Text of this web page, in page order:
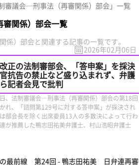
審議会―刑事法（再審関係）部会」一覧
関係）部会一覧
）部会と関連する記事の一覧です。
2026年02月06日
正の法制審部会、「答申案」を採決
抗告の禁止など盛り込まれず、弁護
記者会見で批判
、法制審議会―刑事法（再審関係）部会の第18回
れ、「諮問第129号に対する答申案」が採決され
部会長を除く出席委員13人の多数決によって行わ
が推薦した鴨志田祐美弁護士、村山浩昭弁護士
最前線 第24回 - 鴨志田祐美 日弁連再審